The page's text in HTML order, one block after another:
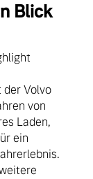
Blick
Volvo
von
Laden,
ein